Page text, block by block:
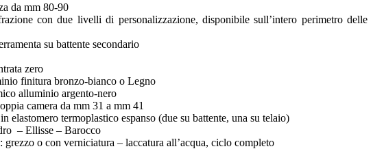
da mm 80-90
con due livelli di personalizzazione, disponibile sull’intero perimetro delle
su battente secondario
zero
finitura bronzo-bianco o Legno
alluminio argento-nero
camera da mm 31 a mm 41
elastomero termoplastico espanso (due su battente, una su telaio)
– Ellisse – Barocco
grezzo o con verniciatura – laccatura all’acqua, ciclo completo